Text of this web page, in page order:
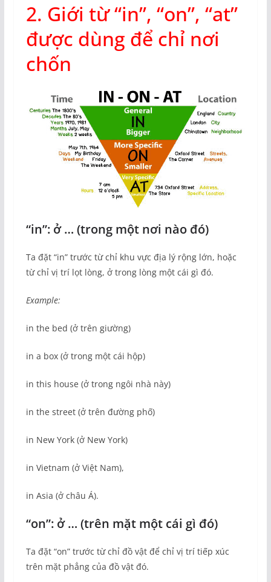
2. Giới từ “in”, “on”, “at”
được dùng để chỉ nơi
chốn
“in”: ở … (trong một nơi nào đó)
Ta đặt “in” trước từ chỉ khu vực địa lý rộng lớn, hoặc
từ chỉ vị trí lọt lòng, ở trong lòng một cái gì đó.
Example:
in the bed (ở trên giường)
in a box (ở trong một cái hộp)
in this house (ở trong ngôi nhà này)
in the street (ở trên đường phố)
in New York (ở New York)
in Vietnam (ở Việt Nam),
in Asia (ở châu Á).
“on”: ở … (trên mặt một cái gì đó)
Ta đặt “on” trước từ chỉ đồ vật để chỉ vị trí tiếp xúc
trên mặt phẳng của đồ vật đó.